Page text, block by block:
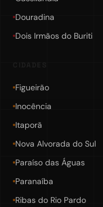
Douradina
Dois Irmãos do Buriti
Figueirão
Inocência
Itaporã
Nova Alvorada do Sul
Paraíso das Águas
Paranaíba
Ribas do Rio Pardo